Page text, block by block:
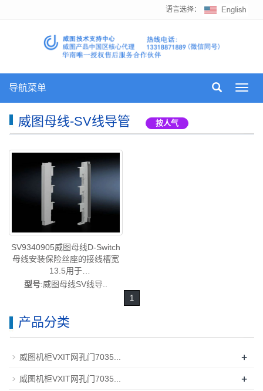
语言选择：
导航菜单
威图母线-SV线导管 按人气
SV9340905威图母线D-Switch
母线安装保险丝座的接线槽宽
13.5用于
SV9340950/SV9340.950-德国
售后SV9340.905
型号:威图母线SV线导..
1
产品分类
威图机柜VXIT网孔门7035... +
威图机柜VXIT网孔门7035... +